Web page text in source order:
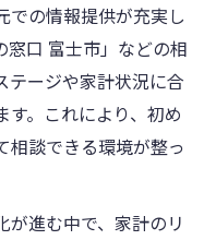
の有用性とその理
市の特徴に注目
えた保険選びのポ
での情報提供が充実し
窓口 富士市」などの相
テージや家計状況に合
。これにより、初め
相談できる環境が整っ
が進む中で、家計のリ